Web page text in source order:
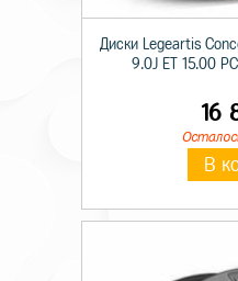
Диски Legeartis
9.0J ET 15.00
16
В